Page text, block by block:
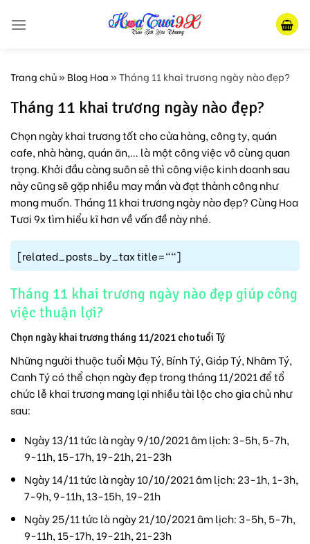
Trang chủ»Blog Hoa»Tháng 11 khai trương ngày nào đẹp?
Tháng 11 khai trương ngày nào đẹp?
Chọn ngày khai trương tốt cho cửa hàng, công ty, quán
cafe, nhà hàng, quán ăn,… là một công việc vô cùng quan
trọng. Khởi đầu càng suôn sẻ thì công việc kinh doanh sau
này cũng sẽ gặp nhiều may mắn và đạt thành công như
mong muốn. Tháng 11 khai trương ngày nào đẹp? Cùng Hoa
Tươi 9x tìm hiểu kĩ hơn về vấn đề này nhé.
[related_posts_by_tax title=""]
Tháng 11 khai trương ngày nào đẹp giúp công
việc thuận lợi?
Chọn ngày khai trương tháng 11/2021 cho tuổi Tý
Những người thuộc tuổi Mậu Tý, Bính Tý, Giáp Tý, Nhâm Tý,
Canh Tý có thể chọn ngày đẹp trong tháng 11/2021 để tổ
chức lễ khai trương mang lại nhiều tài lộc cho gia chủ như
sau:
Ngày 13/11 tức là ngày 9/10/2021 âm lịch: 3-5h, 5-7h,
9-11h, 15-17h, 19-21h, 21-23h
Ngày 14/11 tức là ngày 10/10/2021 âm lịch: 23-1h, 1-3h,
7-9h, 9-11h, 13-15h, 19-21h
Ngày 25/11 tức là ngày 21/10/2021 âm lịch: 3-5h, 5-7h,
9-11h, 15-17h, 19-21h, 21-23h